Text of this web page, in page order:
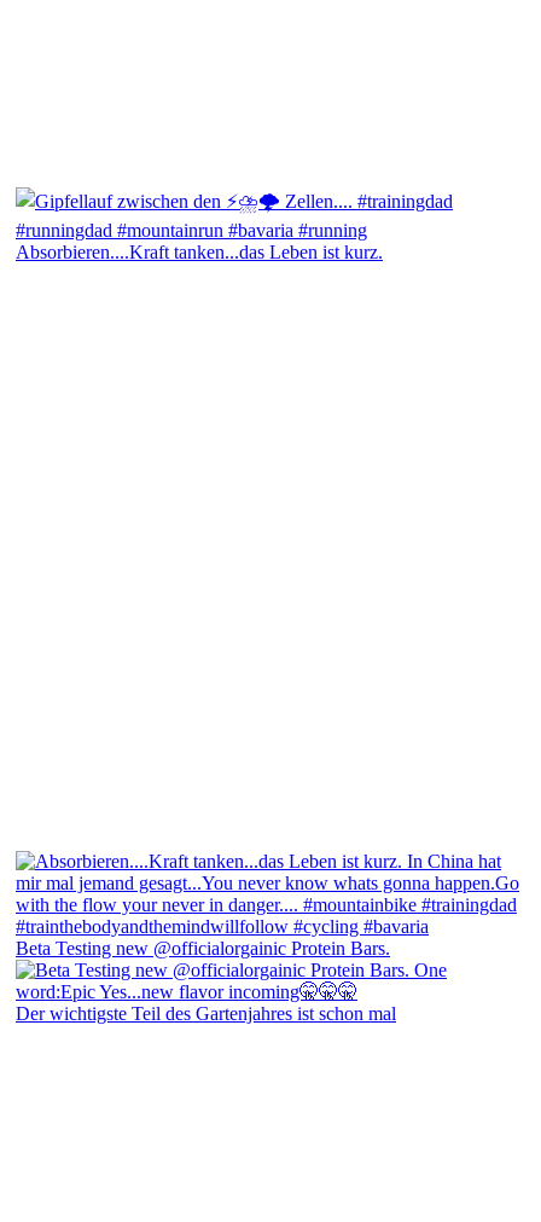
Absorbieren....Kraft tanken...das Leben ist kurz.
Beta Testing new @officialorgainic Protein Bars.
Der wichtigste Teil des Gartenjahres ist schon mal